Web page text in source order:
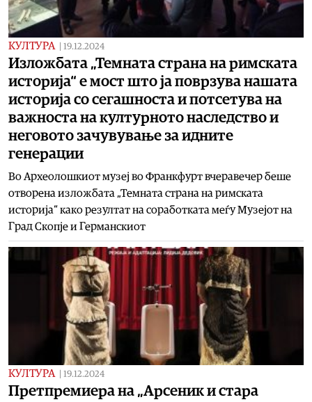
КУЛТУРА 19.12.2024
Изложбата „Темната страна на римската
историја“ е мост што ја поврзува нашата
историја со сегашноста и потсетува на
важноста на културното наследство и
неговото зачувување за идните
генерации
Во Археолошкиот музеј во Франкфурт вчеравечер беше
отворена изложбата „Темната страна на римската
историја“ како резултат на соработката меѓу Музејот на
Град Скопје и Германскиот
КУЛТУРА 19.12.2024
Претпремиера на „Арсеник и стара